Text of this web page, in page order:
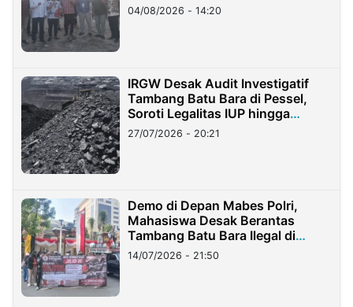
04/08/2026 - 14:20
IRGW Desak Audit Investigatif
Tambang Batu Bara di Pessel,
Soroti Legalitas IUP hingga
Stockpile
27/07/2026 - 20:21
Demo di Depan Mabes Polri,
Mahasiswa Desak Berantas
Tambang Batu Bara Ilegal di
Lampung
14/07/2026 - 21:50